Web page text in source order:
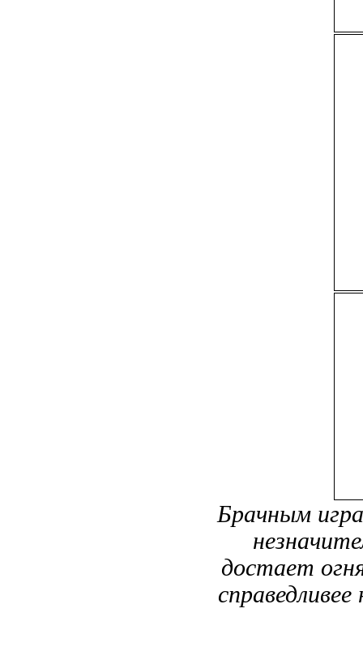
Брачным
достает